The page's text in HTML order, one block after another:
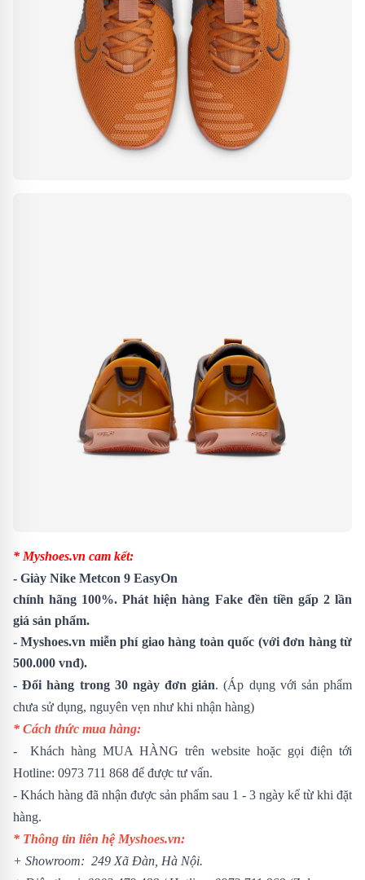
* Myshoes.vn cam kết:
- Giày Nike Metcon 9 EasyOn
chính hãng 100%. Phát hiện hàng Fake đền tiền gấp 2 lần
giá sản phẩm.
- Myshoes.vn miễn phí giao hàng toàn quốc (với đơn hàng từ
500.000 vnđ).
- Đổi hàng trong 30 ngày đơn giản. (Áp dụng với sản phẩm
chưa sử dụng, nguyên vẹn như khi nhận hàng)
* Cách thức mua hàng:
- Khách hàng MUA HÀNG trên website hoặc gọi điện tới
Hotline: 0973 711 868 để được tư vấn.
- Khách hàng đã nhận được sản phẩm sau 1 - 3 ngày kể từ khi đặt
hàng.
* Thông tin liên hệ Myshoes.vn:
+ Showroom: 249 Xã Đàn, Hà Nội.